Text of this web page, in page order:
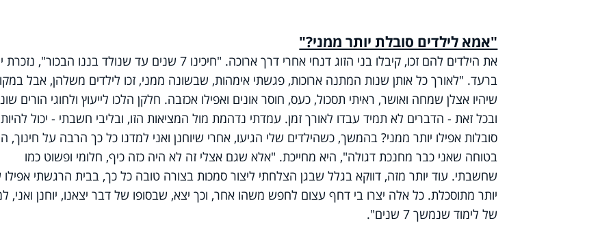
"אמא לילדים סובלת יותר ממני?"
את הילדים להם זכו, קיבלו בני הזוג דנחי אחרי דרך ארוכה. "חיכינו 7 שנים עד שנולד בננו הבכור",
ברעד. "לאורך כל אותן שנות המתנה ארוכות, פגשתי אימהות, שבשונה ממני, זכו לילדים משלהן, אבל
שיהיו אצלן שמחה ואושר, ראיתי תסכול, כעס, חוסר אונים ואפילו אכזבה. חלקן הלכו לייעוץ ולחוגי הורים
ובכל זאת - הדברים לא תמיד עבדו לאורך זמן. עמדתי נדהמת מול המציאות הזו, ובליבי חשבתי - יכול
סובלות אפילו יותר ממני? בהמשך, כשהילדים שלי הגיעו, אחרי שיוחנן ואני למדנו כל כך הרבה על חינוך,
בטוחה שאני כבר מחנכת דגולה", היא מחייכת. "אלא שגם אצלי זה לא היה כזה כיף, חלומי ופשוט כמו
שחשבתי. עוד יותר מזה, דווקא בגלל שבגן הצלחתי ליצור סמכות בצורה טובה כל כך, בבית הרגשתי אפילו
יותר מתוסכלת. כל אלה יצרו בי דחף עצום לחפש משהו אחר, וכך יצא, שבסופו של דבר יצאנו, יוחנן ואני,
של לימוד שנמשך 7 שנים".